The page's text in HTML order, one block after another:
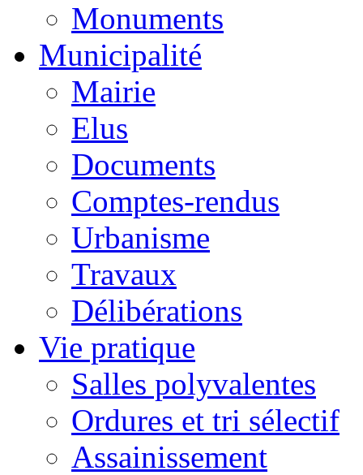
Monuments
Municipalité
Mairie
Elus
Documents
Comptes-rendus
Urbanisme
Travaux
Délibérations
Vie pratique
Salles polyvalentes
Ordures et tri sélectif
Assainissement